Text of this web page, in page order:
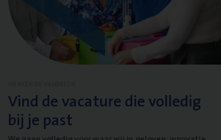
Vind de vacature die volledig
bij je past